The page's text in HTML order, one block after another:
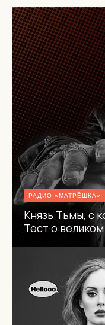
РАДИО «МАТРЁШКА»
Князь Тьмы, с
Тест о